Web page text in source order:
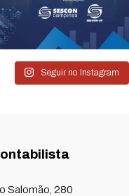
Seguir no Instagram
Salomão, 280